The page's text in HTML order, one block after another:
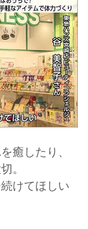
癒したり、
。
けてほしい